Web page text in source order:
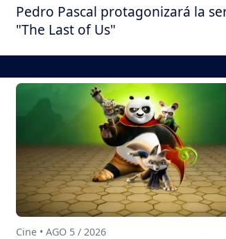
Pedro Pascal protagonizará la
"The Last of Us"
Cine • AGO 5 / 2026